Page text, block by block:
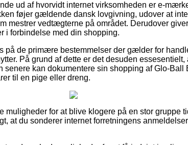
ud af hvorvidt internet virksomheden er e-
føjer gældende dansk lovgivning, udover at
mestrer vedtægterne på området. Derudover
i forbindelse med din shopping.
på de primære bestemmelser der gælder for
På grund af dette er det desuden
senere kan dokumentere sin shopping af Glo-Ball
til en pige eller dreng.
muligheder for at blive klogere på en stor gruppe
at du sonderer internet forretningens